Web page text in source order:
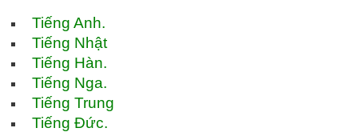
Tiếng Anh.
Tiếng Nhật
Tiếng Hàn.
Tiếng Nga.
Tiếng Trung
Tiếng Đức.